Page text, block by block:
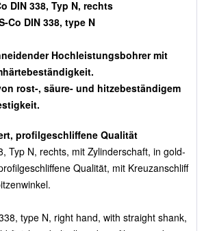
DIN 338, Typ N, rechts
Co DIN 338, type N
Hochleistungsbohrer mit
rost-, säure- und hitzebeständigem
profilgeschliffene Qualität
Typ N, rechts, mit Zylinderschaft, in gold-
Qualität, mit Kreuzanschliff
type N, right hand, with straight shank,